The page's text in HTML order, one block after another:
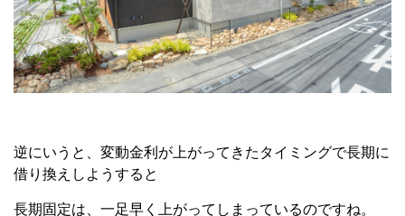
逆にいうと、変動金利が上がってきたタイミングで長期に
借り換えしようすると
長期固定は、一足早く上がってしまっているのですね。